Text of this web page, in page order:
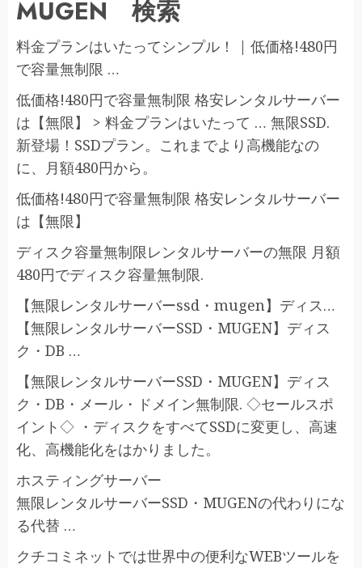
MUGEN 検索
料金プランはいたってシンプル！ | 低価格!480円
で容量無制限 …
低価格!480円で容量無制限 格安レンタルサーバー
は【無限】 > 料金プランはいたって … 無限SSD.
新登場！SSDプラン。これまでより高機能なの
に、月額480円から。
低価格!480円で容量無制限 格安レンタルサーバー
は【無限】
ディスク容量無制限レンタルサーバーの無限 月額
480円でディスク容量無制限.
【無限レンタルサーバーssd・mugen】ディス…
【無限レンタルサーバーSSD・MUGEN】ディス
ク・DB …
【無限レンタルサーバーSSD・MUGEN】ディス
ク・DB・メール・ドメイン無制限. ◇セールスポ
イント◇ ・ディスクをすべてSSDに変更し、高速
化、高機能化をはかりました。
ホスティングサーバー
無限レンタルサーバーSSD・MUGENの代わりにな
る代替 …
クチコミネットでは世界中の便利なWEBツールを